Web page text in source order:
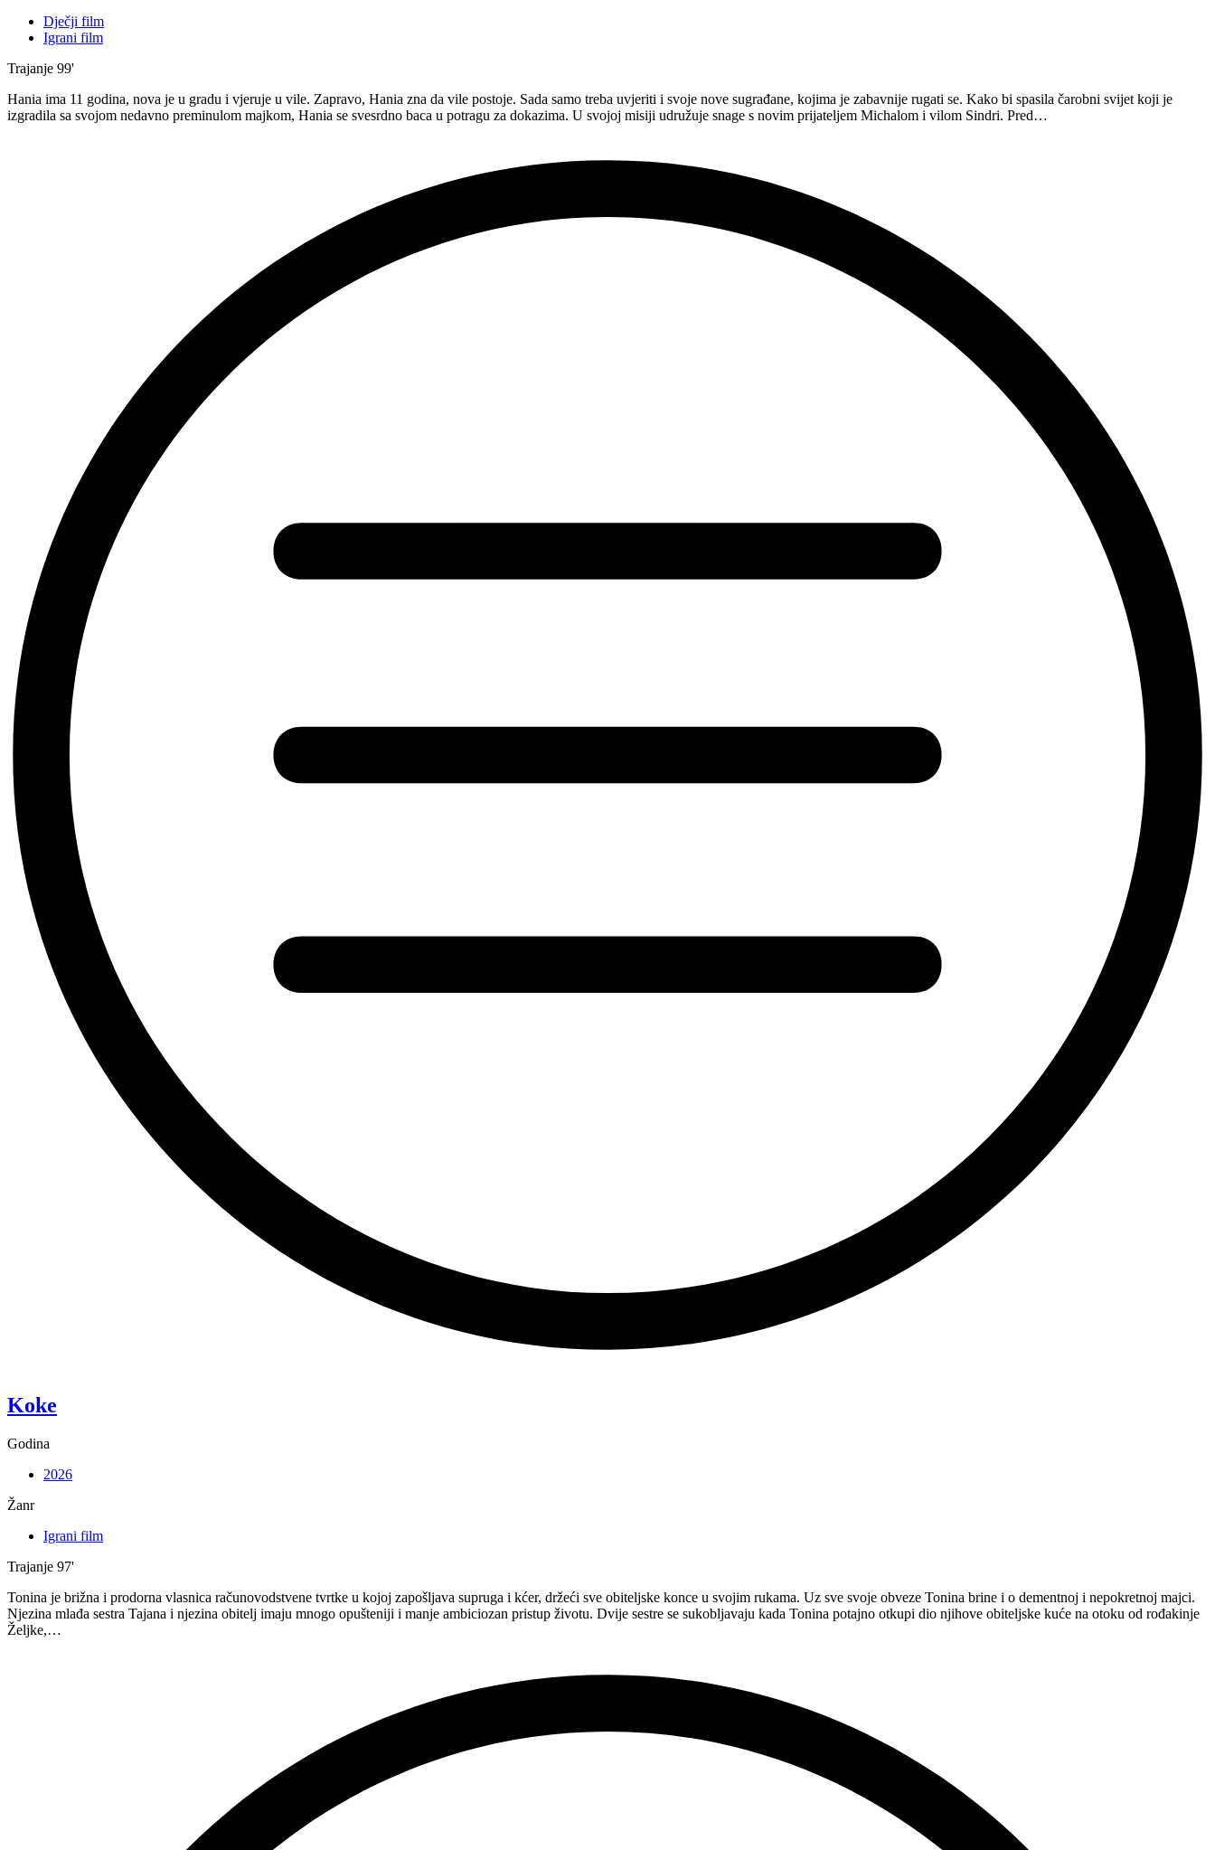
Dječji film
Igrani film
Trajanje 99'
Hania ima 11 godina, nova je u gradu i vjeruje u vile. Zapravo, Hania zna da vile postoje. Sada samo treba uvjeriti i svoje nove sugrađane, kojima je zabavnije rugati se. Kako bi spasila čarobni svijet koji je
izgradila sa svojom nedavno preminulom majkom, Hania se svesrdno baca u potragu za dokazima. U svojoj misiji udružuje snage s novim prijateljem Michalom i vilom Sindri. Pred…
Koke
Godina
2026
Žanr
Igrani film
Trajanje 97'
Tonina je brižna i prodorna vlasnica računovodstvene tvrtke u kojoj zapošljava supruga i kćer, držeći sve obiteljske konce u svojim rukama. Uz sve svoje obveze Tonina brine i o dementnoj i nepokretnoj majci.
Njezina mlađa sestra Tajana i njezina obitelj imaju mnogo opušteniji i manje ambiciozan pristup životu. Dvije sestre se sukobljavaju kada Tonina potajno otkupi dio njihove obiteljske kuće na otoku od rođakinje
Željke,…